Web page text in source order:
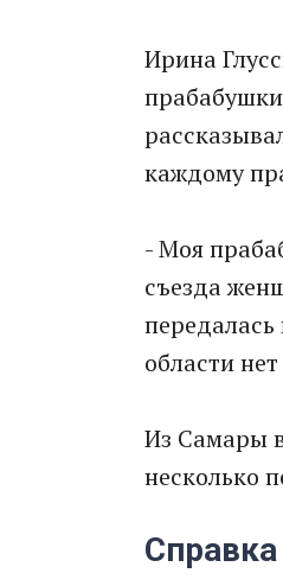
Ирина
каждому
- Моя
съезда
передалась
области
Из Самары
несколько